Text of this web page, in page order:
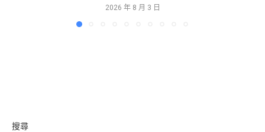
2026 年 8 月 3 日
搜尋